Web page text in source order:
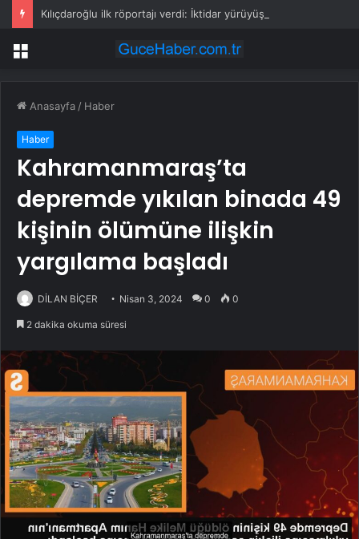
Menü
Anasayfa / Haber
Haber
Kahramanmaraş’ta
depremde yıkılan binada 49
kişinin ölümüne ilişkin
yargılama başladı
DİLAN BİÇER Nisan 3, 2024 0 0
2 dakika okuma süresi